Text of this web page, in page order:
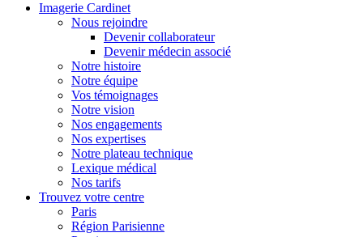
Imagerie Cardinet
Nous rejoindre
Devenir collaborateur
Devenir médecin associé
Notre histoire
Notre équipe
Vos témoignages
Notre vision
Nos engagements
Nos expertises
Notre plateau technique
Lexique médical
Nos tarifs
Trouvez votre centre
Paris
Région Parisienne